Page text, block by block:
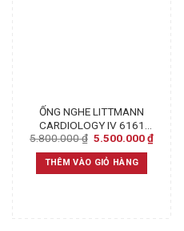
ỐNG NGHE LITTMANN
CARDIOLOGY IV 6161
(ROSE PINK) – CHÍNH
HÃNG
5.800.000₫ Original
was:
5.800.000 ₫.
5.500.000₫Current
THÊM VÀO GIỎ HÀNG